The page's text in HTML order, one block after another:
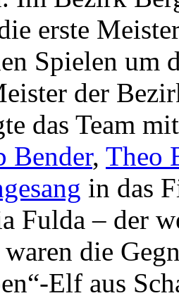
erste
Spielen um
der
das Team
Bender, Theo
in das
Fulda – der
die
Elf aus